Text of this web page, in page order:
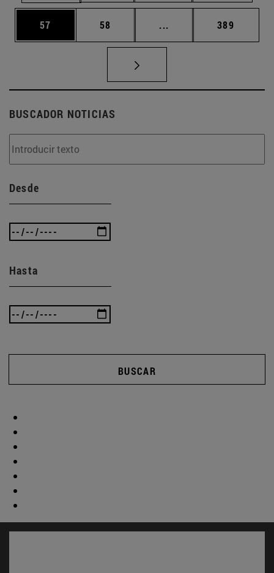
Página
57 Página
58 ... Páginas intermedias
Página
389
BUSCADOR NOTICIAS
Desde
Hasta
BUSCAR